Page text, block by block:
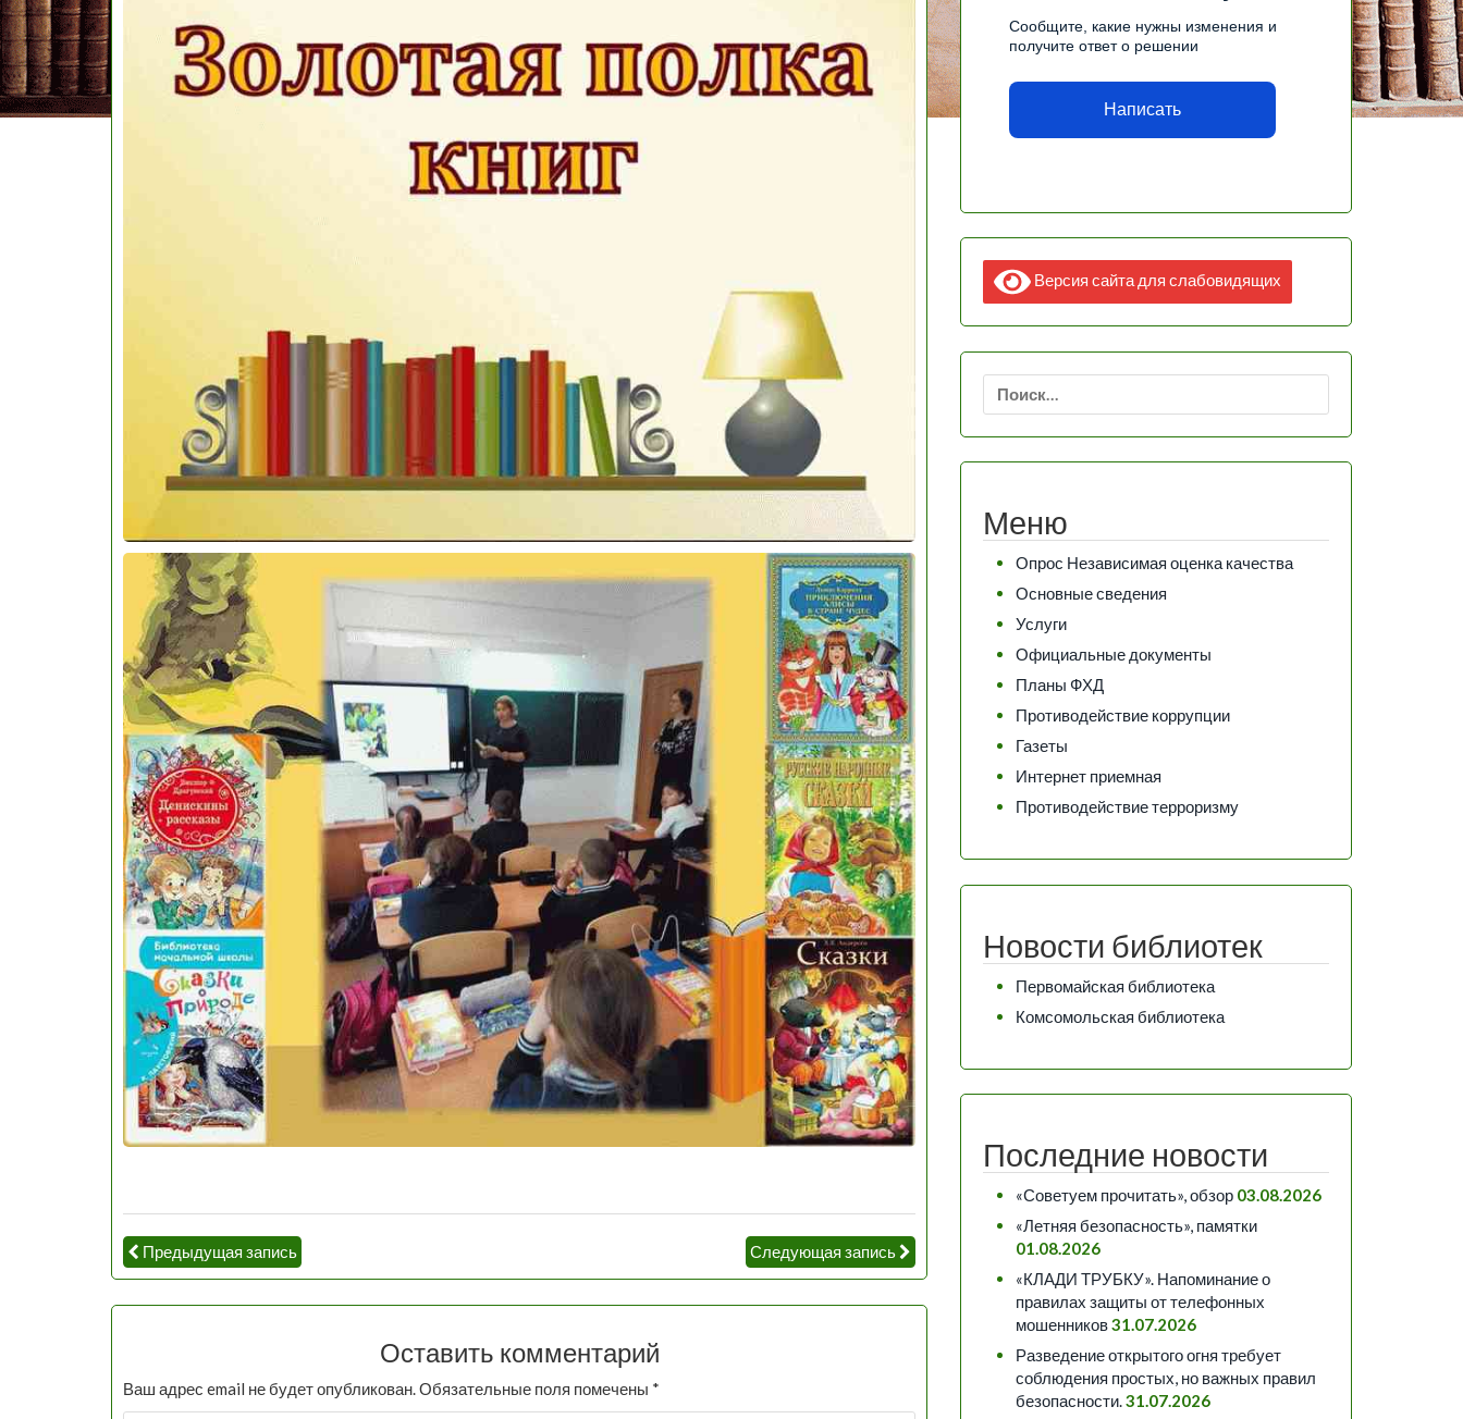
Предыдущая запись Следующая запись
Оставить комментарий
Ваш адрес email не будет опубликован.Обязательные поля помечены *
Сообщите, какие нужны изменения и
получите ответ о решении
Написать
Версия сайта для слабовидящих
Найти:
Меню
Опрос Независимая оценка качества
Основные сведения
Услуги
Официальные документы
Планы ФХД
Противодействие коррупции
Газеты
Интернет приемная
Противодействие терроризму
Новости библиотек
Первомайская библиотека
Комсомольская библиотека
Последние новости
«Советуем прочитать», обзор 03.08.2026
«Летняя безопасность», памятки
01.08.2026
«КЛАДИ ТРУБКУ». Напоминание о
правилах защиты от телефонных
мошенников31.07.2026
Разведение открытого огня требует
соблюдения простых, но важных правил
безопасности.31.07.2026